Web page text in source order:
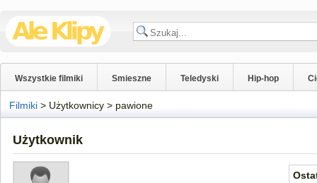
Wszystkie filmiki Smieszne Teledyski Hip-hop
Filmiki > Użytkownicy > pawione
Użytkownik